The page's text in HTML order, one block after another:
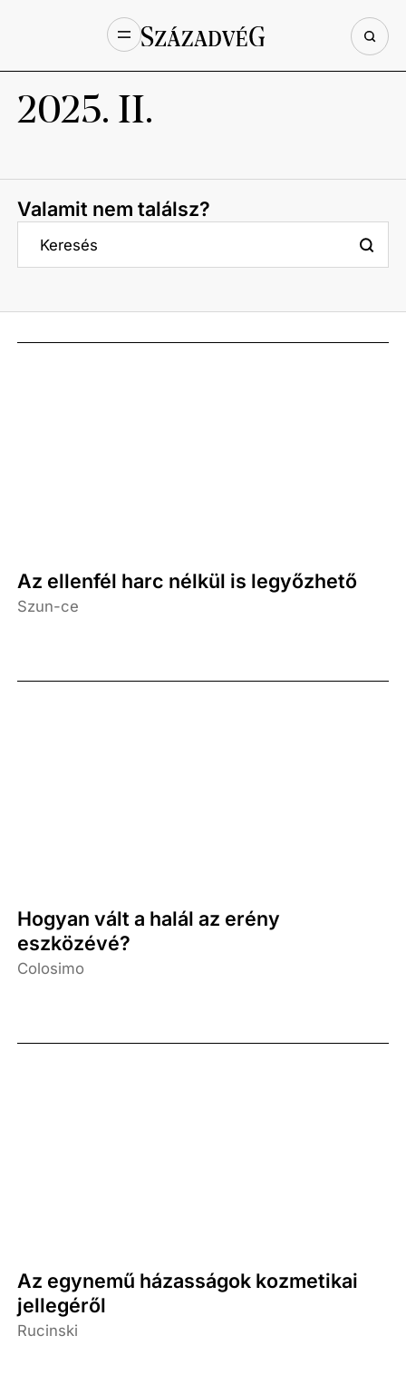
2025. II.
Valamit nem találsz?
Az ellenfél harc nélkül is legyőzhető
Szun-ce
Hogyan vált a halál az erény
eszközévé?
Colosimo
Az egynemű házasságok kozmetikai
jellegéről
Rucinski